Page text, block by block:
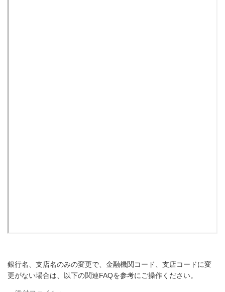
銀行名、支店名のみの変更で、金融機関コード、支店コードに変
更がない場合は、以下の関連FAQを参考にご操作ください。